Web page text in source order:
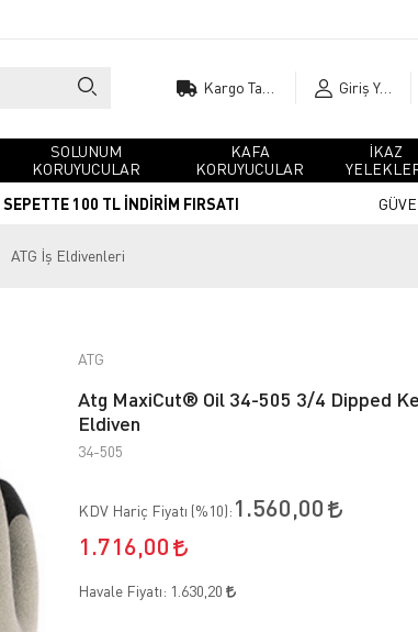
Giriş Yap
SOLUNUM
KORUYUCULAR
KAFA
KORUYUCULAR
İKAZ
SEPETTE 100 TL İNDİRİM FIRSATI
ATG İş Eldivenleri
ATG
Atg MaxiCut® Oil 34-505 3/4 Dipped
Eldiven
34-505
KDV Hariç Fiyatı (%10): 1.560,00
1.716,00
Havale Fiyatı: 1.630,20